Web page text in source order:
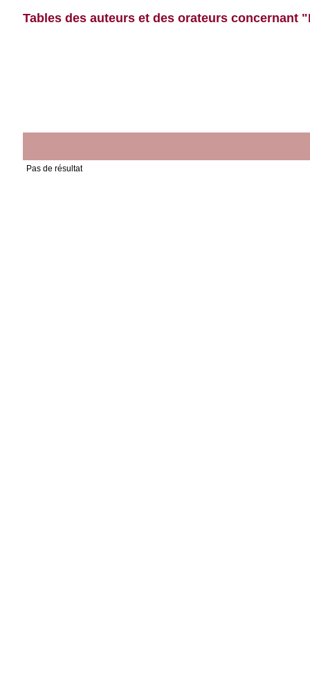
Tables des auteurs et des orateurs concernant
Pas de résultat